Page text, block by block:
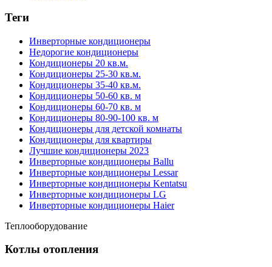
Теги
Инверторные кондиционеры
Недорогие кондиционеры
Кондиционеры 20 кв.м.
Кондиционеры 25-30 кв.м.
Кондиционеры 35-40 кв.м.
Кондиционеры 50-60 кв. м
Кондиционеры 60-70 кв. м
Кондиционеры 80-90-100 кв. м
Кондиционеры для детской комнаты
Кондиционеры для квартиры
Лучшие кондиционеры 2023
Инверторные кондиционеры Ballu
Инверторные кондиционеры Lessar
Инверторные кондиционеры Kentatsu
Инверторные кондиционеры LG
Инверторные кондиционеры Haier
Теплооборудование
Котлы отопления